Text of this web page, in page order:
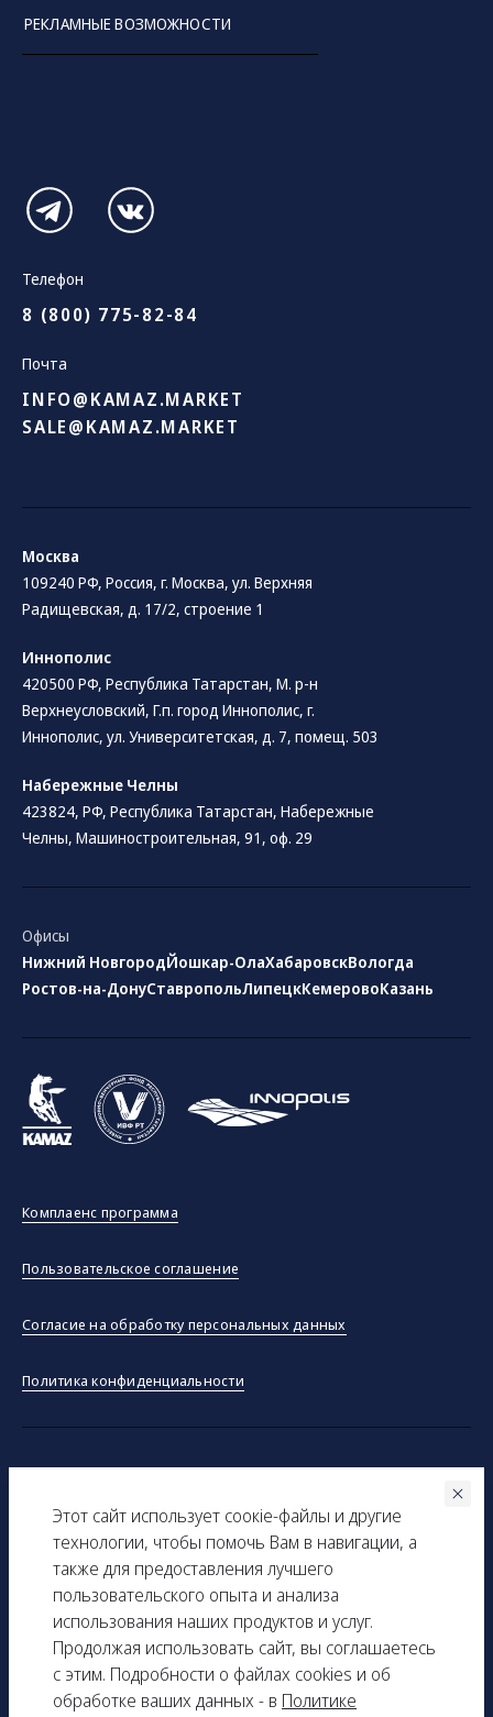
Этот сайт использует соокіe-файлы и другие
технологии, чтобы помочь Вам в навигации, а
также для предоставления лучшего
пользовательского опыта и анализа
использования наших продуктов и услуг.
Продолжая использовать сайт, вы соглашаетесь
с этим. Подробности о файлах cookies и об
обработке ваших данных - в Политике
РЕКЛАМНЫЕ ВОЗМОЖНОСТИ
Телефон
8 (800) 775-82-84
Почта
INFO@KAMAZ.MARKET
SALE@KAMAZ.MARKET
Москва
109240 РФ, Россия, г. Москва, ул. Верхняя
Радищевская, д. 17/2, строение 1
Иннополис
420500 РФ, Республика Татарстан, М. р-н
Верхнеусловский, Г.п. город Иннополис, г.
Иннополис, ул. Университетская, д. 7, помещ. 503
Набережные Челны
423824, РФ, Республика Татарстан​, Набережные
Челны, Машиностроительная, 91, оф. 29
Офисы
Нижний НовгородЙошкар-ОлаХабаровскВологда
Ростов-на-ДонуСтавропольЛипецкКемеровоКазань
Комплаенс программа
Пользовательское соглашение
Согласие на обработку персональных данных
Политика конфиденциальности
Вся представленная на сайте информация, касающаяся
технических характеристик, наличия на складе, стоимости
товаров, носит информационный характер и ни при каких
условиях не является публичной офертой, определяемой
положениями Статьи 437(2) Гражданского кодекса РФ.
ИНН: 9729277261
КПП: 161501001